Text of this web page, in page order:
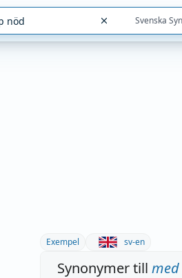
Svenska
Exempel sv-en
Synonymer till